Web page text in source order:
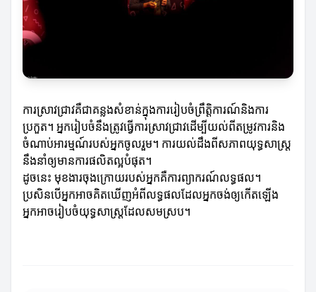
ការស្រាវជ្រាវគឺជាគន្លងសំខាន់ក្នុងការរៀបចំព្រឹត្តិការណ៍និងការ
ប្រកួត។ អ្នករៀបចំនឹងត្រូវធ្វើការស្រាវជ្រាវដើម្បីយល់ពីតម្រូវការនិង
ចំណាប់អារម្មណ៍របស់អ្នកចូលរួម។ ការយល់ដឹងពីសភាពយុទ្ធសាស្ត្រ​
នឹងនាំឲ្យមានការផលិតល្អបំផុត។
ដូចនេះ មុខងារចុងក្រោយរបស់អ្នកគឺការព្យាករណ៍លទ្ធផល។
ប្រសិនបើអ្នកអាចគិតឃើញអំពីលទ្ធផលដែលអ្នកចង់ឲ្យកើតឡើង
អ្នកអាចរៀបចំយុទ្ធសាស្ត្រដែលសមស្រប។